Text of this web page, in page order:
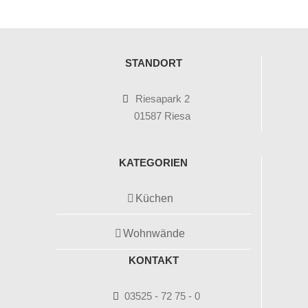
STANDORT
Riesapark 2
01587 Riesa
KATEGORIEN
Küchen
Wohnwände
KONTAKT
03525 - 72 75 - 0